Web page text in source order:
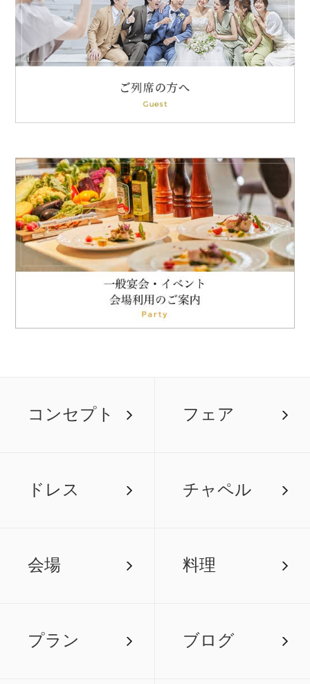
コンセプト フェア
ドレス チャペル
会場 料理
プラン ブログ